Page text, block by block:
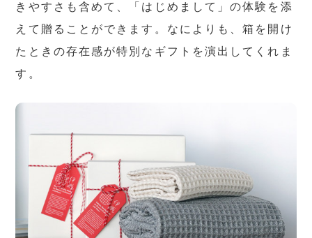
きやすさも含めて、「はじめまして」の体験を添
えて贈ることができます。なによりも、箱を開け
たときの存在感が特別なギフトを演出してくれま
す。